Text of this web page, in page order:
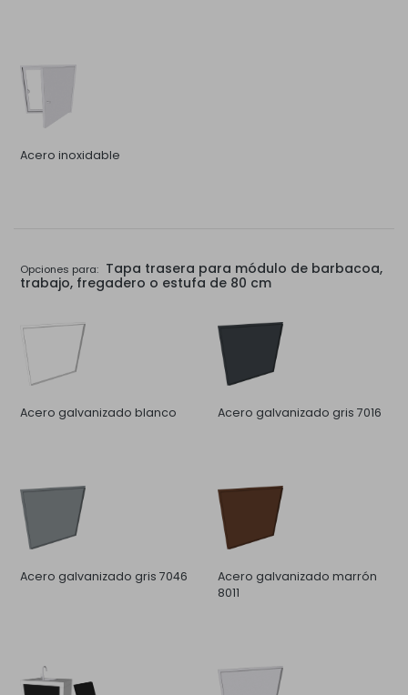
Acero inoxidable
Opciones para: Tapa trasera para módulo de barbacoa,
trabajo, fregadero o estufa de 80 cm
Acero galvanizado blanco Acero galvanizado gris 7016
Acero galvanizado gris 7046
Acero galvanizado marrón
8011